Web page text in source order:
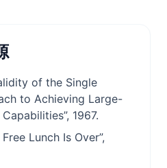
of the Single
to Achieving Large-
1967.
Lunch Is Over”,